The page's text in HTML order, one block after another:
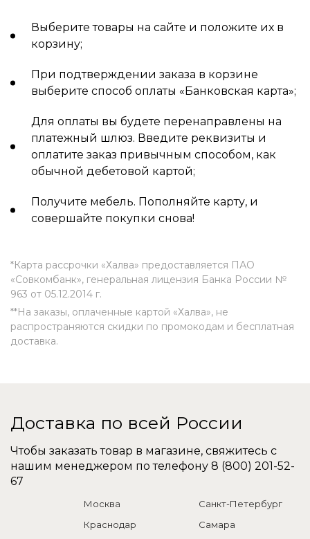
Выберите товары на сайте и положите их в
корзину;
При подтверждении заказа в корзине
выберите способ оплаты «Банковская карта»;
Для оплаты вы будете перенаправлены на
платежный шлюз. Введите реквизиты и
оплатите заказ привычным способом, как
обычной дебетовой картой;
Получите мебель. Пополняйте карту, и
совершайте покупки снова!
*Карта рассрочки «Халва» предоставляется ПАО
«Совкомбанк», генеральная лицензия Банка России №
963 от 05.12.2014 г.
**На заказы, оплаченные картой «Халва», не
распространяются скидки по промокодам и бесплатная
доставка.
Доставка по всей России
Чтобы заказать товар в магазине, свяжитесь с
нашим менеджером по телефону 8 (800) 201-52-
67
Москва
Санкт-Петербург
Краснодар
Самара